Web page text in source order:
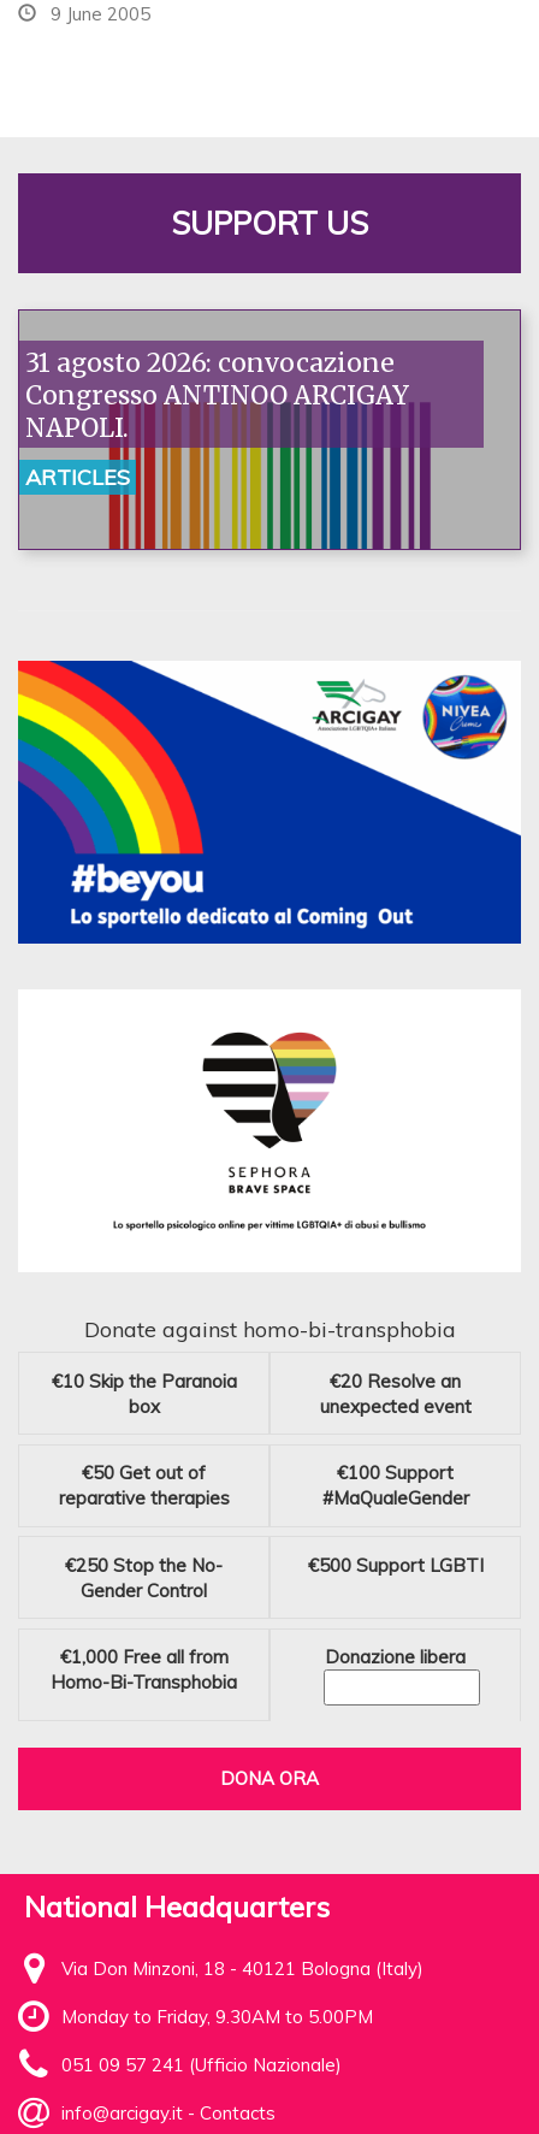
9 June 2005
SUPPORT US
31 agosto 2026: convocazione
Congresso ANTINOO ARCIGAY
NAPOLI.
ARTICLES
Donate against homo-bi-transphobia
€10 Skip the Paranoia
box
€20 Resolve an
unexpected event
€50 Get out of
reparative therapies
€100 Support
#MaQualeGender
€250 Stop the No-
Gender Control
€500 Support LGBTI
€1,000 Free all from
Homo-Bi-Transphobia
Donazione libera
DONA ORA
National Headquarters
Via Don Minzoni, 18 - 40121 Bologna (Italy)
Monday to Friday, 9.30AM to 5.00PM
051 09 57 241 (Ufficio Nazionale)
info@arcigay.it - Contacts